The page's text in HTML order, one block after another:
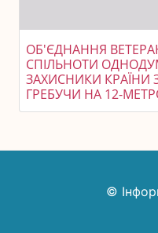
ОБ'ЄДНАННЯ
СПІЛЬНОТИ
ЗАХИСНИКИ
ГРЕБУЧИ НА 12-
©